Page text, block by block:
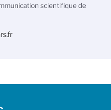
scientifique de